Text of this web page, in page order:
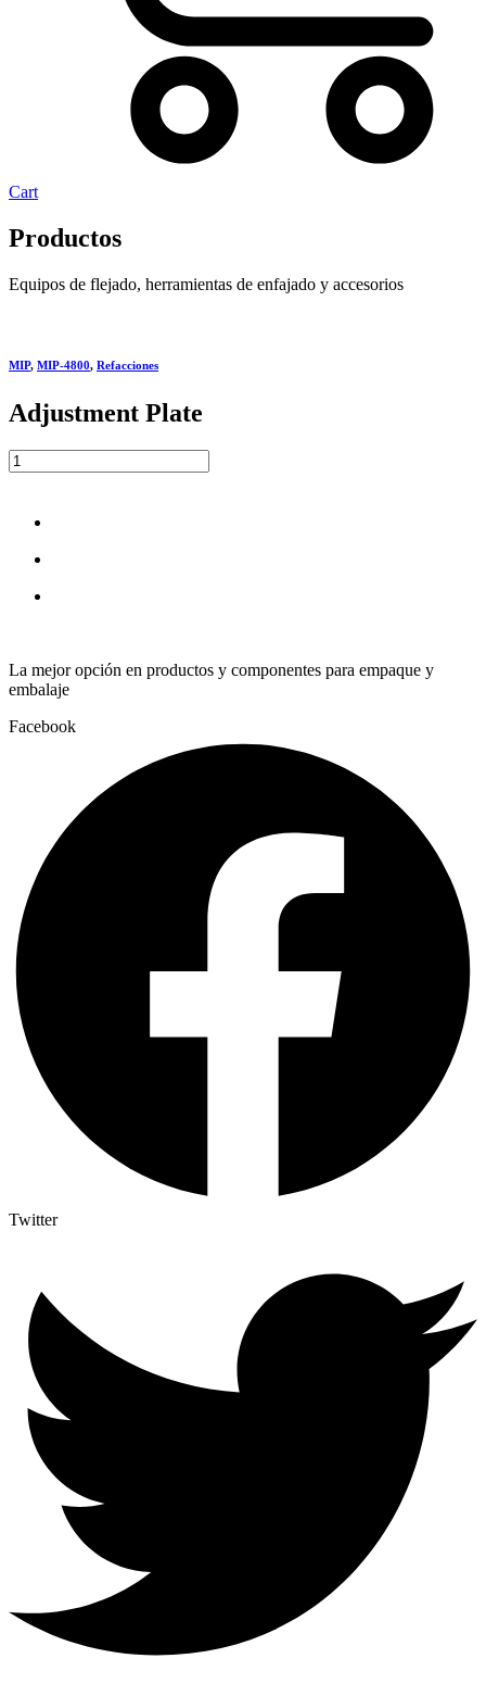
Cart
Productos
Equipos de flejado, herramientas de enfajado y accesorios
MIP, MIP-4800, Refacciones
Adjustment Plate
Adjustment
Plate
La mejor opción en productos y componentes para empaque y
embalaje
Facebook
Twitter